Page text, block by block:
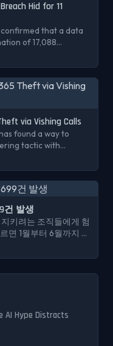
Hid for 11
that a data
of 17,088
including user IDs,
via Vishing Calls
found a way to
tactic with
proving costly for
건 발생
키려는 조직들에게 험
면 1월부터 6월까지 전
건으로, 전년 동기
AI Hype Distracts